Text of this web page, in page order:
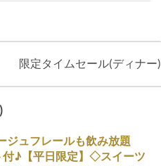
限定タイムセール(ディナー)
ジュフレールも飲み放題
付♪【平日限定】◇スイーツ